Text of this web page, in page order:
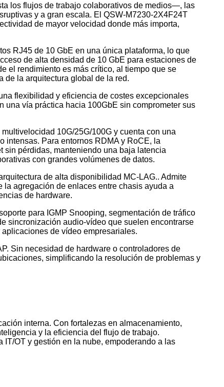
los flujos de trabajo colaborativos de medios—, las
y a gran escala. El QSW-M7230-2X4F24T
de mayor velocidad donde más importa,
RJ45 de 10 GbE en una única plataforma, lo que
de alta densidad de 10 GbE para estaciones de
el rendimiento es más crítico, al tiempo que se
de la arquitectura global de la red.
flexibilidad y eficiencia de costes excepcionales
una vía práctica hacia 100GbE sin comprometer sus
10G/25G/100G y cuenta con una
intensas. Para entornos RDMA y RoCE, la
pérdidas, manteniendo una baja latencia
con grandes volúmenes de datos.
de alta disponibilidad MC-LAG.. Admite
agregación de enlaces entre chasis ayuda a
de hardware.
para IGMP Snooping, segmentación de tráfico
sincronización audio-vídeo que suelen encontrarse
de vídeo empresariales.
Sin necesidad de hardware o controladores de
simplificando la resolución de problemas y
interna. Con fortalezas en almacenamiento,
y la eficiencia del flujo de trabajo.
OT y gestión en la nube, empoderando a las